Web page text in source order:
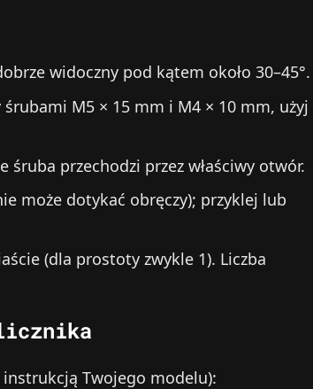
widoczny pod kątem około 30–45°.
M5 × 15 mm i M4 × 10 mm, użyj
przechodzi przez właściwy otwór.
może dotykać obręczy); przyklej lub
(dla prostoty zwykle 1). Liczba
Twojego modelu):